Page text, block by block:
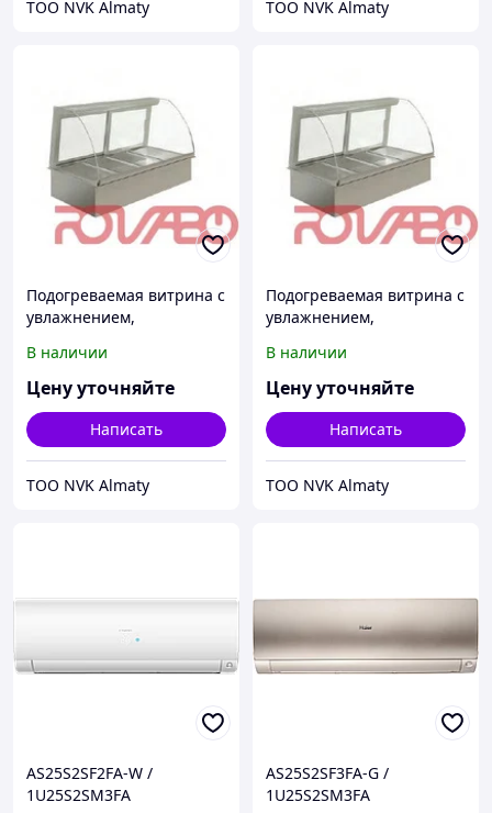
ТОО NVK Almaty ТОО NVK Almaty
Подогреваемая витрина с
увлажнением,
3 GN1/1, +65/+85ºC
В наличии
Цену уточняйте
Написать
ТОО NVK Almaty
Подогреваемая витрина с
увлажнением,
2 GN1/1, +65/+85ºC
В наличии
Цену уточняйте
Написать
ТОО NVK Almaty
AS25S2SF2FA-W /
1U25S2SM3FA
AS25S2SF3FA-G /
1U25S2SM3FA